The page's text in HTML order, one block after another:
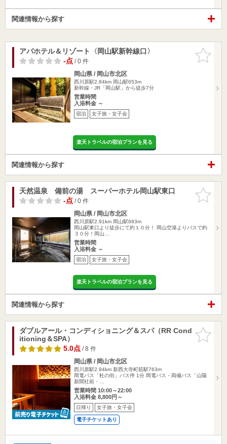
関連情報から探す
お気に入
りに追加
アパホテル＆リゾート〈岡山駅新幹線口〉
-点/ 0 件
岡山県 / 岡山市北区
西川原駅2.84km 岡山駅653m
新幹線・JR「岡山駅」から徒歩7分
営業時間
入浴料金 ～
宿泊 女子旅・女子会
楽天トラベルの宿泊プランを見る
関連情報から探す
お気に入
りに追加
天然温泉 備前の湯 スーパーホテル岡山駅東口
-点/ 0 件
岡山県 / 岡山市北区
西川原駅2.91km 岡山駅683m
岡山駅東口より徒歩にて約１０分！ 岡山空港よりバスで約
３０分！岡山…
営業時間
入浴料金 ～
宿泊 女子旅・女子会
楽天トラベルの宿泊プランを見る
関連情報から探す
お気に入
りに追加
ダブルアール・コンディショニング＆スパ（RR Cond
itioning＆SPA）
5.0点/ 8 件
岡山県 / 岡山市北区
西川原駅2.94km 新西大寺町筋駅763m
岡電バス「杜の街」バス停 1分 岡電バス・両備バス「山陽
新聞社前・…
営業時間 10:00～22:00
入浴料金 8,800円～
日帰り 女子旅・女子会
電子チケットあり